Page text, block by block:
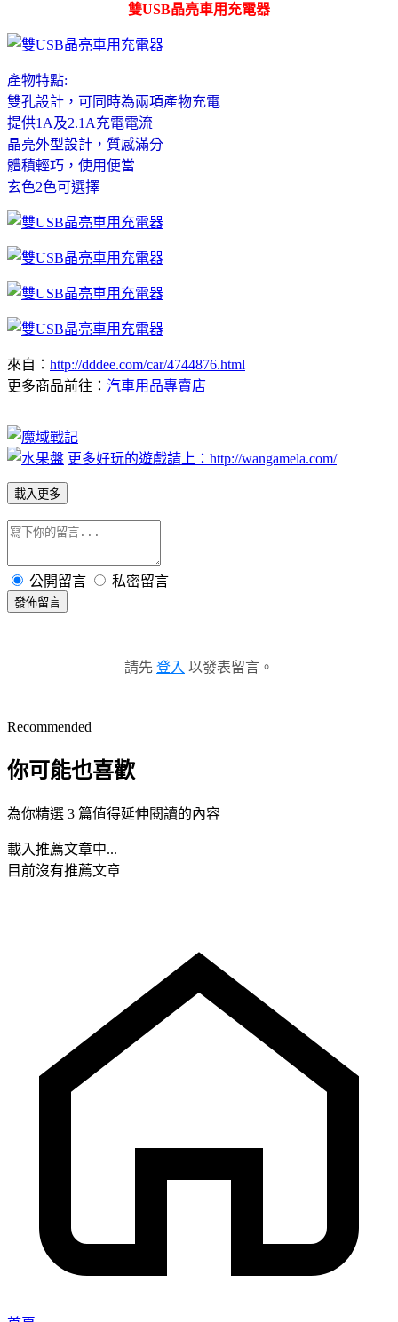
雙USB晶亮車用充電器
產物特點:
雙孔設計，可同時為兩項產物充電
提供1A及2.1A充電電流
晶亮外型設計，質感滿分
體積輕巧，使用便當
玄色2色可選擇
來自： http://dddee.com/car/4744876.html
更多商品前往： 汽車用品專賣店
更多好玩的遊戲請上：http://wangamela.com/
載入更多
公開留言 私密留言
發佈留言
請先 登入 以發表留言。
Recommended
你可能也喜歡
為你精選 3 篇值得延伸閱讀的內容
載入推薦文章中...
目前沒有推薦文章